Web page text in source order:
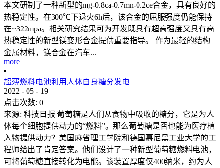
本文研制了一种新型的mg-0.8ca-0.7mn-0.2ce合金，具有良好的
热稳定性。在300℃下退火6h后，该合金的屈服强度仍能保持
在~322mpa。相关研究结果可为开发既具有超高强度又具有高
热稳定性的新型镁变形合金提供重要指导。 作为最轻的结构
金属材料，镁合金在汽车...
more
超薄燃料电池利用人体自身糖分发电
2022 - 05 - 19
点击次数: 0
来源: 科技日报 葡萄糖是人们从食物中吸收的糖分，它是为人
体每个细胞提供动力的“燃料”。那么葡萄糖是否也能为医疗植
入物提供动力？美国麻省理工学院和德国慕尼黑工业大学的工
程师给出了肯定答案。他们设计了一种新型葡萄糖燃料电池，
可将葡萄糖直接转化为电能。该装置厚度仅400纳米，约为人